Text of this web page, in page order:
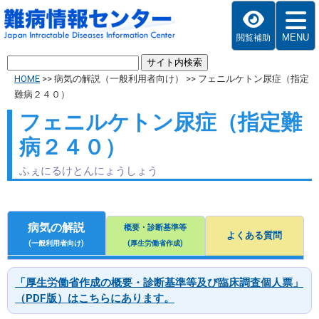
閲覧補助 MENU
HOME >> 病気の解説（一般利用者向け） >> フェニルケトン尿症（指定
難病２４０）
フェニルケトン尿症（指定難
病２４０）
ふぇにるけとんにょうしょう
病気の解説
(一般利用者向け)
概要・診断基準等
(厚生労働省作成)
よくある質問
「厚生労働省作成の概要・診断基準等及び臨床調査個人票」
（PDF版）はこちらにあります。